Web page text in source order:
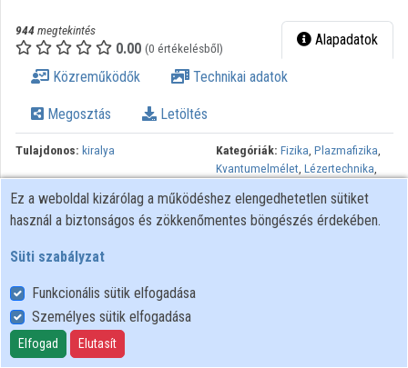
944megtekintés
0.00 (0 értékelésből) Alapadatok
Közreműködők Technikai adatok
Megosztás Letöltés
Tulajdonos: kiralya Kategóriák: Fizika, Plazmafizika,
Kvantumelmélet, Lézertechnika,
Lejátszási listák: Atomcsill -- az
2014 tanév
A nagy energiákra fölgyorsított elemi részecskék fontos szerepet
töltenek be a mikrovilág (nano-világ?, piko-világ?)
megismerésében mint közvetlenül kölcsönható "piszkavasak", de
úgy is, mint a velük előállítható "másodlagos" fényforrások
Ez a weboldal kizárólag a működéshez elengedhetetlen sütiket
használ a biztonságos és zökkenőmentes böngészés érdekében.
Süti szabályzat
Funkcionális sütik elfogadása
Személyes sütik elfogadása
Elfogad Elutasít